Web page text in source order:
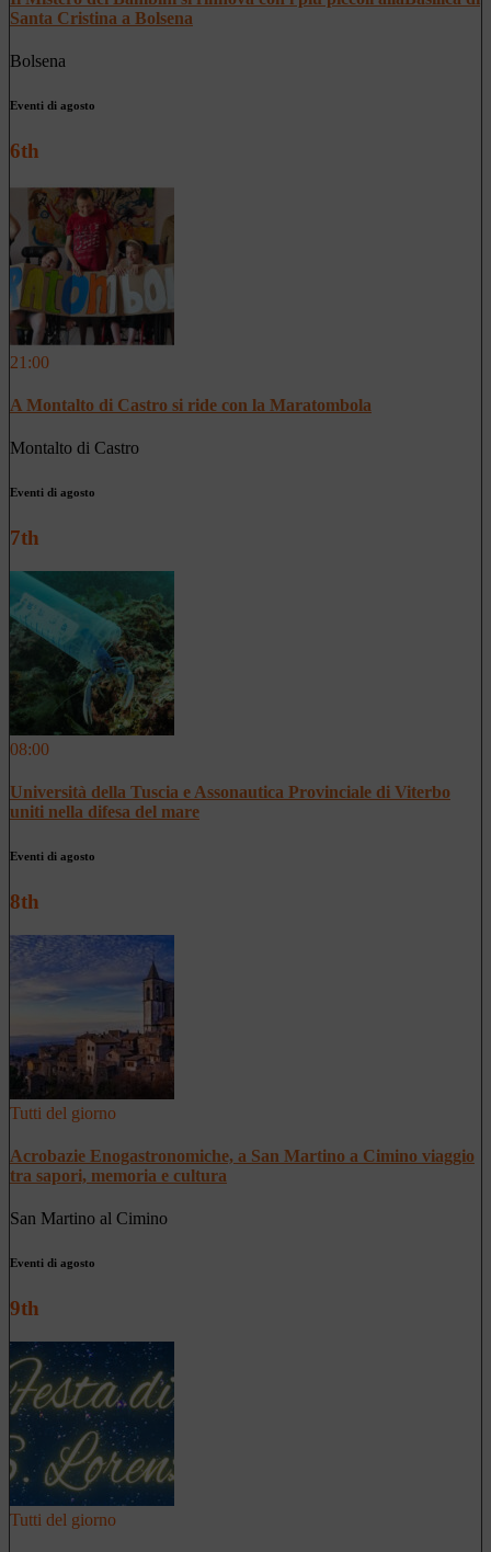
Santa Cristina a Bolsena
Bolsena
Eventi di agosto
6th
21:00
A Montalto di Castro si ride con la Maratombola
Montalto di Castro
Eventi di agosto
7th
08:00
Università della Tuscia e Assonautica Provinciale di Viterbo
uniti nella difesa del mare
Eventi di agosto
8th
Tutti del giorno
Acrobazie Enogastronomiche, a San Martino a Cimino viaggio
tra sapori, memoria e cultura
San Martino al Cimino
Eventi di agosto
9th
Tutti del giorno